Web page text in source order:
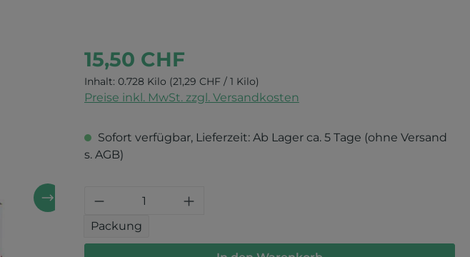
15,50 CHF
Inhalt: 0.728 Kilo (21,29 CHF / 1 Kilo)
Preise inkl. MwSt. zzgl. Versandkosten
Sofort verfügbar, Lieferzeit: Ab Lager ca. 5 Tage (ohne Versand
s. AGB)
Produkt Anzahl: Gib den gewünschten
Packung